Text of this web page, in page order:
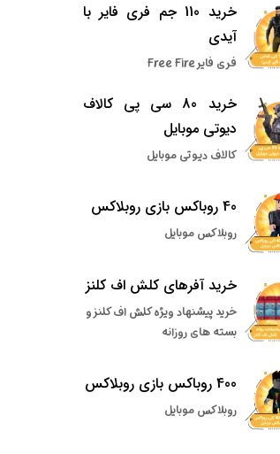
خرید 110 جم فری فایر با
آیدی
فری فایر Free Fire
خرید 80 سی پی کالاف
دیوتی موبایل
کالاف دیوتی موبایل
40 روباکس بازی روبلاکس
روبلاکس موبایل
خرید آفرهای کلش اف کلنز
خرید پیشنهاد ویژه کلش اف کلنز و
بسته های روزانه
400 روباکس بازی روبلاکس
روبلاکس موبایل